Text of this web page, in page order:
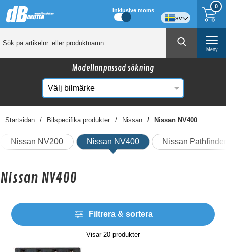
0
Inklusive moms
sv
Meny
Modellanpassad sökning
Startsidan Bilspecifika produkter Nissan Nissan NV400
Nissan NV200 Nissan NV400 Nissan Pathfinder
Nissan NV400
Filtrera & sortera
Visar 20 produkter